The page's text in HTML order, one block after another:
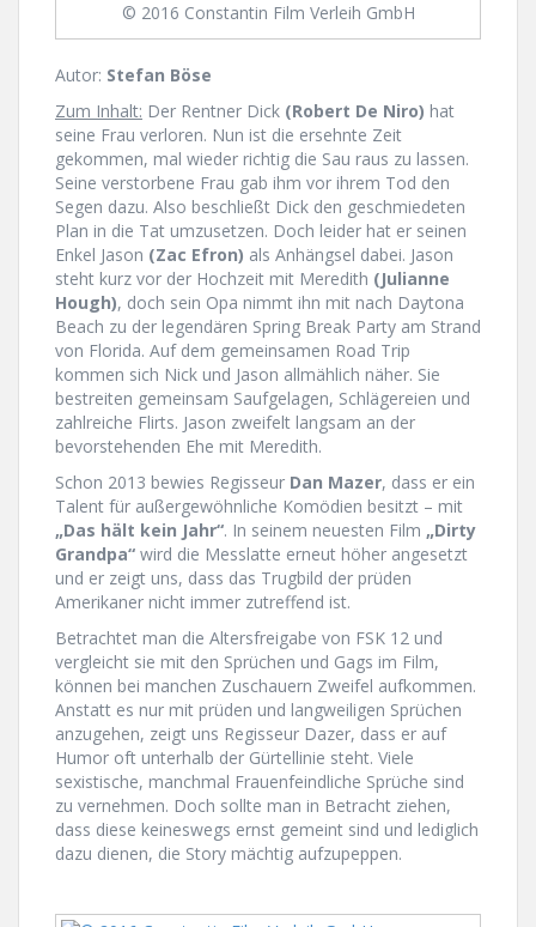
© 2016 Constantin Film Verleih GmbH
Autor: Stefan Böse
Zum Inhalt: Der Rentner Dick (Robert De Niro) hat
seine Frau verloren. Nun ist die ersehnte Zeit
gekommen, mal wieder richtig die Sau raus zu lassen.
Seine verstorbene Frau gab ihm vor ihrem Tod den
Segen dazu. Also beschließt Dick den geschmiedeten
Plan in die Tat umzusetzen. Doch leider hat er seinen
Enkel Jason (Zac Efron) als Anhängsel dabei. Jason
steht kurz vor der Hochzeit mit Meredith (Julianne
Hough), doch sein Opa nimmt ihn mit nach Daytona
Beach zu der legendären Spring Break Party am Strand
von Florida. Auf dem gemeinsamen Road Trip
kommen sich Nick und Jason allmählich näher. Sie
bestreiten gemeinsam Saufgelagen, Schlägereien und
zahlreiche Flirts. Jason zweifelt langsam an der
bevorstehenden Ehe mit Meredith.
Schon 2013 bewies Regisseur Dan Mazer, dass er ein
Talent für außergewöhnliche Komödien besitzt – mit
„Das hält kein Jahr“. In seinem neuesten Film „Dirty
Grandpa“ wird die Messlatte erneut höher angesetzt
und er zeigt uns, dass das Trugbild der prüden
Amerikaner nicht immer zutreffend ist.
Betrachtet man die Altersfreigabe von FSK 12 und
vergleicht sie mit den Sprüchen und Gags im Film,
können bei manchen Zuschauern Zweifel aufkommen.
Anstatt es nur mit prüden und langweiligen Sprüchen
anzugehen, zeigt uns Regisseur Dazer, dass er auf
Humor oft unterhalb der Gürtellinie steht. Viele
sexistische, manchmal Frauenfeindliche Sprüche sind
zu vernehmen. Doch sollte man in Betracht ziehen,
dass diese keineswegs ernst gemeint sind und lediglich
dazu dienen, die Story mächtig aufzupeppen.